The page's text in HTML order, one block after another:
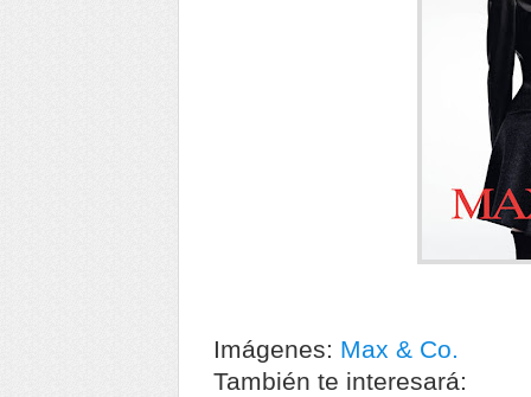
Imágenes: Max & Co.
También te interesará: